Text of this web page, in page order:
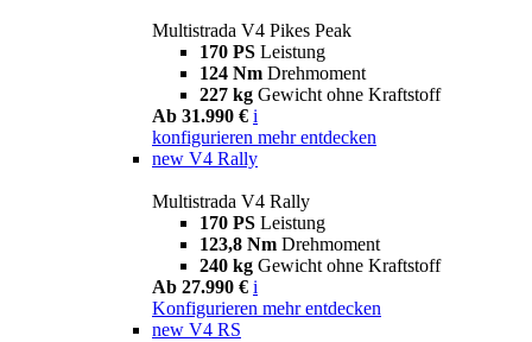
Multistrada V4 Pikes Peak
170 PS Leistung
124 Nm Drehmoment
227 kg Gewicht ohne Kraftstoff
Ab 31.990 € i
konfigurieren mehr entdecken
new V4 Rally
Multistrada V4 Rally
170 PS Leistung
123,8 Nm Drehmoment
240 kg Gewicht ohne Kraftstoff
Ab 27.990 € i
Konfigurieren mehr entdecken
new V4 RS